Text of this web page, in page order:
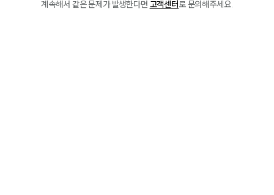
계속해서 같은 문제가 발생한다면 고객센터로 문의해주세요.